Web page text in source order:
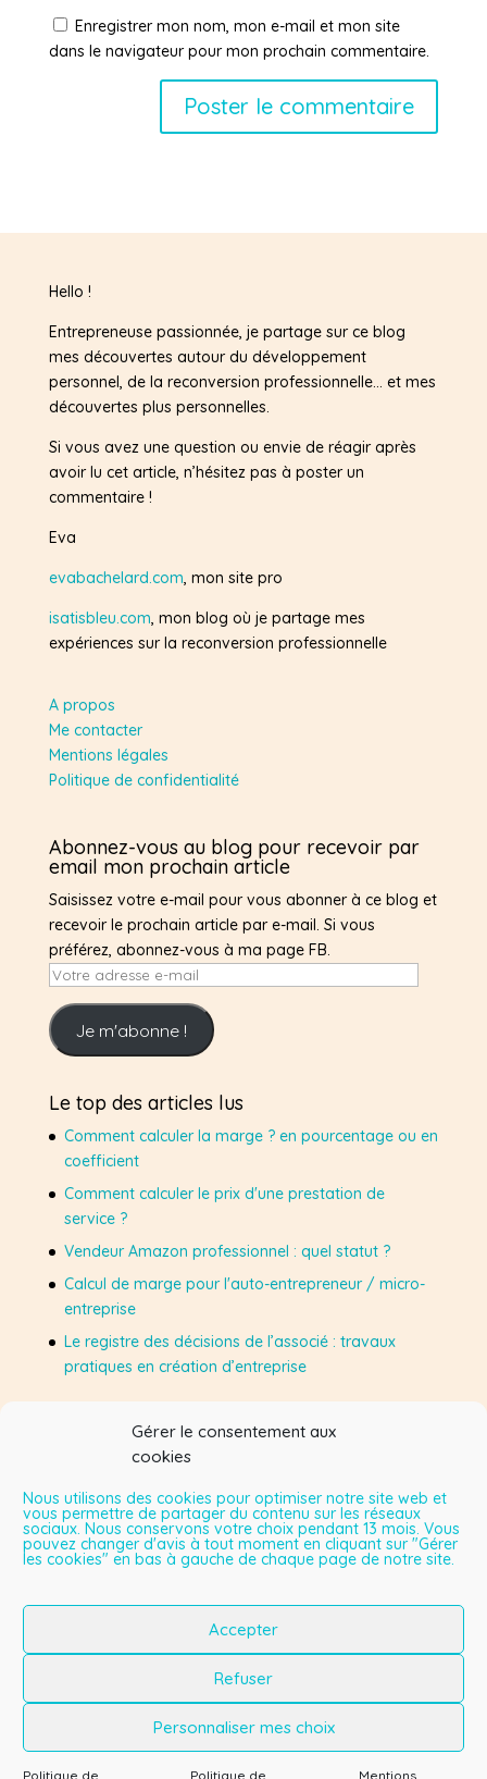
Gérer le consentement aux
cookies
Nous utilisons des cookies pour optimiser notre site web et
vous permettre de partager du contenu sur les réseaux
sociaux. Nous conservons votre choix pendant 13 mois. Vous
pouvez changer d'avis à tout moment en cliquant sur "Gérer
les cookies" en bas à gauche de chaque page de notre site.
Accepter
Refuser
Personnaliser mes choix
Politique de Politique de Mentions
Enregistrer mon nom, mon e-mail et mon site
dans le navigateur pour mon prochain commentaire.
Hello !
Entrepreneuse passionnée, je partage sur ce blog
mes découvertes autour du développement
personnel, de la reconversion professionnelle… et mes
découvertes plus personnelles.
Si vous avez une question ou envie de réagir après
avoir lu cet article, n’hésitez pas à poster un
commentaire !
Eva
evabachelard.com, mon site pro
isatisbleu.com, mon blog où je partage mes
expériences sur la reconversion professionnelle
A propos
Me contacter
Mentions légales
Politique de confidentialité
Abonnez-vous au blog pour recevoir par
email mon prochain article
Saisissez votre e-mail pour vous abonner à ce blog et
recevoir le prochain article par e-mail. Si vous
préférez, abonnez-vous à ma page FB.
Votre
adresse
e-
mail
Je m'abonne !
Le top des articles lus
Comment calculer la marge ? en pourcentage ou en
coefficient
Comment calculer le prix d'une prestation de
service ?
Vendeur Amazon professionnel : quel statut ?
Calcul de marge pour l'auto-entrepreneur / micro-
entreprise
Le registre des décisions de l’associé : travaux
pratiques en création d’entreprise
Suivez-moi sur Facebook
Mes vidéos sur YouTube